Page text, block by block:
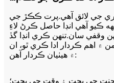
جي لائق آهي.پرت ڪڪڙ جي
ڪيو آهي انڊا حاصل ڪرڻ لاءِ
وقفي سان.تنهن ڪري انڊا گڏ
اهم ڪردار ادا ڪري ٿو، ان
۾ هيٺيان ڪردار آهن:
جي بچت ۽ وقت جي بچت؛